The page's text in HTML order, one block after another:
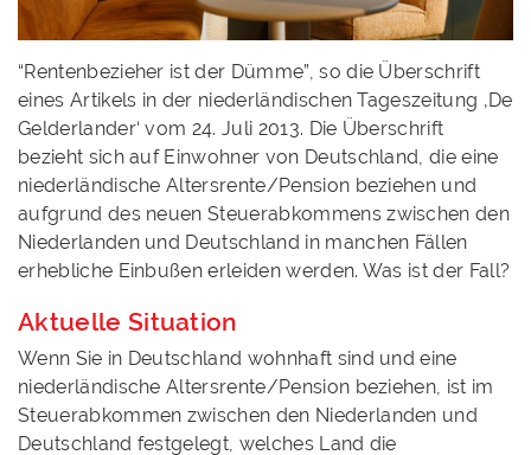
“Rentenbezieher ist der Dümme”, so die Überschrift
eines Artikels in der niederländischen Tageszeitung ‚De
Gelderlander‘ vom 24. Juli 2013. Die Überschrift
bezieht sich auf Einwohner von Deutschland, die eine
niederländische Altersrente/Pension beziehen und
aufgrund des neuen Steuerabkommens zwischen den
Niederlanden und Deutschland in manchen Fällen
erhebliche Einbußen erleiden werden. Was ist der Fall?
Aktuelle Situation
Wenn Sie in Deutschland wohnhaft sind und eine
niederländische Altersrente/Pension beziehen, ist im
Steuerabkommen zwischen den Niederlanden und
Deutschland festgelegt, welches Land die